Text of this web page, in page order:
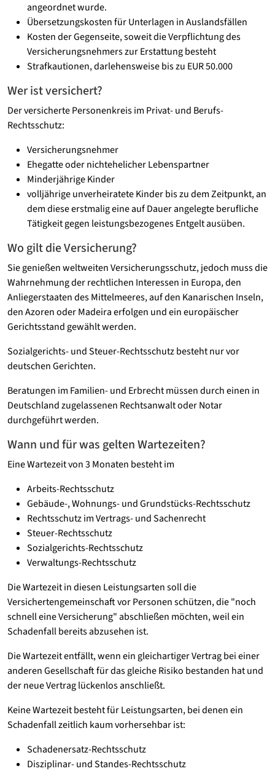
angeordnet wurde.
Übersetzungskosten für Unterlagen in Auslandsfällen
Kosten der Gegenseite, soweit die Verpflichtung des
Versicherungsnehmers zur Erstattung besteht
Strafkautionen, darlehensweise bis zu EUR 50.000
Wer ist versichert?
Der versicherte Personenkreis im Privat- und Berufs-
Rechtsschutz:
Versicherungsnehmer
Ehegatte oder nichtehelicher Lebenspartner
Minderjährige Kinder
volljährige unverheiratete Kinder bis zu dem Zeitpunkt, an
dem diese erstmalig eine auf Dauer angelegte berufliche
Tätigkeit gegen leistungsbezogenes Entgelt ausüben.
Wo gilt die Versicherung?
Sie genießen weltweiten Versicherungsschutz, jedoch muss die
Wahrnehmung der rechtlichen Interessen in Europa, den
Anliegerstaaten des Mittelmeeres, auf den Kanarischen Inseln,
den Azoren oder Madeira erfolgen und ein europäischer
Gerichtsstand gewählt werden.
Sozialgerichts- und Steuer-Rechtsschutz besteht nur vor
deutschen Gerichten.
Beratungen im Familien- und Erbrecht müssen durch einen in
Deutschland zugelassenen Rechtsanwalt oder Notar
durchgeführt werden.
Wann und für was gelten Wartezeiten?
Eine Wartezeit von 3 Monaten besteht im
Arbeits-Rechtsschutz
Gebäude-, Wohnungs- und Grundstücks-Rechtsschutz
Rechtsschutz im Vertrags- und Sachenrecht
Steuer-Rechtsschutz
Sozialgerichts-Rechtsschutz
Verwaltungs-Rechtsschutz
Die Wartezeit in diesen Leistungsarten soll die
Versichertengemeinschaft vor Personen schützen, die "noch
schnell eine Versicherung" abschließen möchten, weil ein
Schadenfall bereits abzusehen ist.
Die Wartezeit entfällt, wenn ein gleichartiger Vertrag bei einer
anderen Gesellschaft für das gleiche Risiko bestanden hat und
der neue Vertrag lückenlos anschließt.
Keine Wartezeit besteht für Leistungsarten, bei denen ein
Schadenfall zeitlich kaum vorhersehbar ist:
Schadenersatz-Rechtsschutz
Disziplinar- und Standes-Rechtsschutz